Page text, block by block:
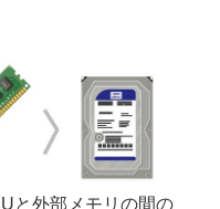
と外部メモリの間の